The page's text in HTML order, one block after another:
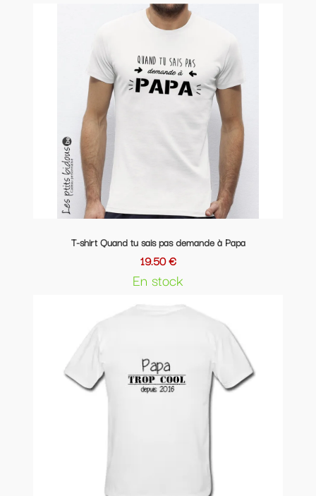
T-shirt Quand tu sais pas demande à Papa
19.50 €
En stock